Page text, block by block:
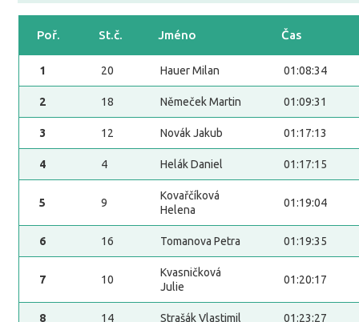
Poř. St.č. Jméno Čas
1 20 Hauer Milan 01:08:34
2 18 Němeček Martin 01:09:31
3 12 Novák Jakub 01:17:13
4 4 Helák Daniel 01:17:15
5 9
Kovařčíková
Helena
01:19:04
6 16 Tomanova Petra 01:19:35
7 10
Kvasničková
Julie
01:20:17
8 14 Strašák Vlastimil 01:23:27